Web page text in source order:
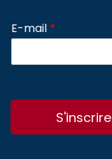
E-mail *
S'inscrire